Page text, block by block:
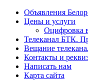
Объявления
Цены и услуги
Оцифровка
Телеканал БТК.
Вещание
Контакты и
Написать нам
Карта сайта